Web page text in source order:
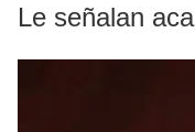
Le señalan